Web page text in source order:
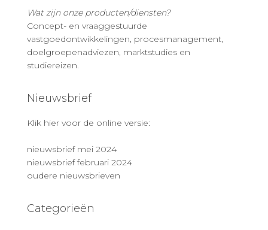
Wat zijn onze producten/diensten?
Concept- en vraaggestuurde
vastgoedontwikkelingen, procesmanagement,
doelgroepenadviezen, marktstudies en
studiereizen.
Nieuwsbrief
Klik hier voor de online versie:
nieuwsbrief mei 2024
nieuwsbrief februari 2024
oudere nieuwsbrieven
Categorieën